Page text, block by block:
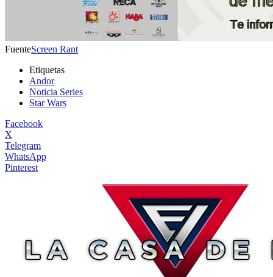
FuenteScreen Rant
Etiquetas
Andor
Noticia Series
Star Wars
Facebook
X
Telegram
WhatsApp
Pinterest